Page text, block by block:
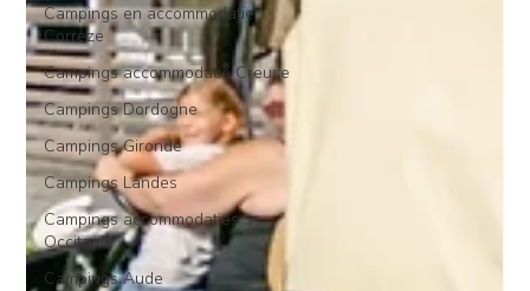
Campings en accommodatie
Correze
Campings accommodatie Creuse
Campings Dordogne
Campings Gironde
Campings Landes
Campings accommodaties
Occitanië
Campings Aude